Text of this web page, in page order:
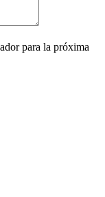
para la próxima